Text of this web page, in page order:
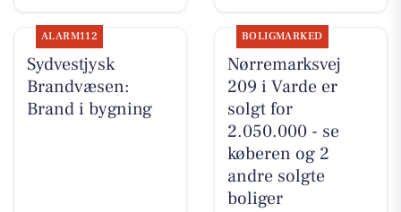
ALARM112
Sydvestjysk
Brandvæsen:
Brand i bygning
BOLIGMARKED
Nørremarksvej
209 i Varde er
solgt for
2.050.000 - se
køberen og 2
andre solgte
boliger